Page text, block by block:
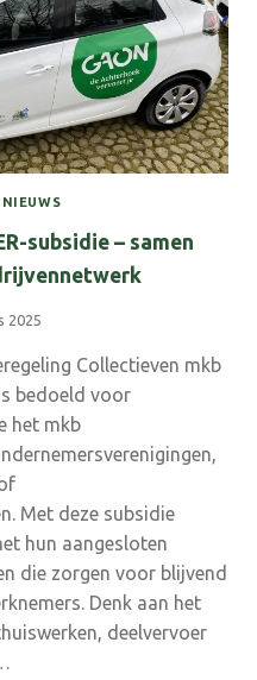
NIEUWS
subsidie – samen
2025
Collectieven mkb
bedoeld voor
het mkb
Met deze subsidie
hun aangesloten
die zorgen voor blijvend
Denk aan het
deelvervoer